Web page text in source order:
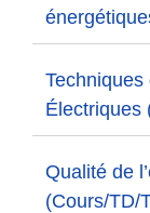
Électriques
Qualité de
(Cours/TD/